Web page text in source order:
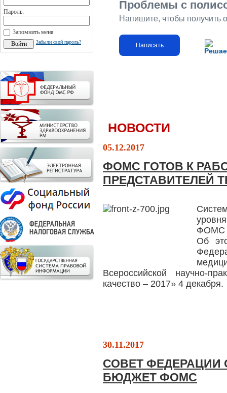
Пароль:
Запомнить меня
Забыли свой пароль?
Проблемы с
Напишите, чтобы получить
Написать
НОВОСТИ
05.12.2017
ФОМС ГОТОВ К
ПРЕДСТАВИТЕЛЕЙ
ФОМС
Об
Всероссийской научно-
качество – 2017» 4 декабря.
30.11.2017
СОВЕТ ФЕДЕРАЦИИ
БЮДЖЕТ ФОМС